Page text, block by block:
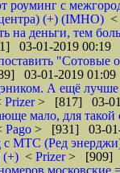
роуминг с
(+) (IMHO) <
на деньги, тем
03-01-2019 00:19
"Сотовые
03-01-2019 01:09
А ещё лучше
Prizer> [817] 03-
мало, для такой
Pago > [931] 03-01-
МТС (Ред
(+) < Prizer> [909]
московские